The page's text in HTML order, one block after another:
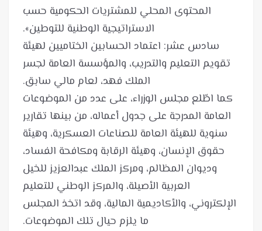
المحتوى المحلي للمشتريات الحكومية حسب
سادس عشر: اعتماد الحسابين الختاميين لهيئة
تقويم التعليم والتدريب، والمؤسسة العامة لجسر
كما اطّلع مجلس الوزراء، على عدد من الموضوعات
العامة المدرجة على جدول أعماله، من بينها تقارير
سنوية للهيئة العامة للصناعات العسكرية، وهيئة
حقوق الإنسان، وهيئة الرقابة ومكافحة الفساد،
وديوان المظالم، ومركز الملك عبدالعزيز للخيل
العربية الأصيلة، والمركز الوطني للتعليم
الإلكتروني، والأكاديمية المالية، وقد اتخذ المجلس
ما يلزم حيال تلك الموضوعات.